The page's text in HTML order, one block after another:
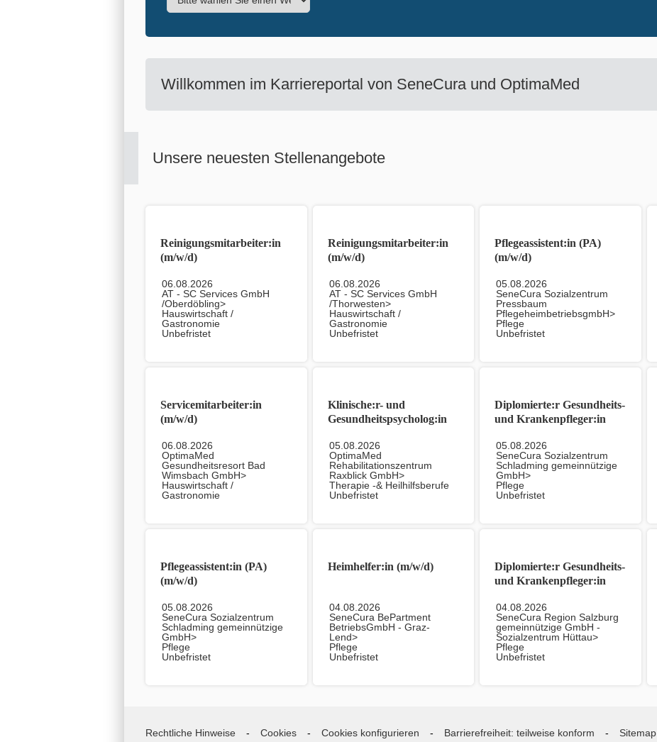
Willkommen im Karriereportal von SeneCura und OptimaMed
Unsere neuesten Stellenangebote
Reinigungsmitarbeiter:in
(m/w/d)
06.08.2026
AT - SC Services GmbH
/Oberdöbling>
Hauswirtschaft /
Gastronomie
Unbefristet
Reinigungsmitarbeiter:in
(m/w/d)
06.08.2026
AT - SC Services GmbH
/Thorwesten>
Hauswirtschaft /
Gastronomie
Unbefristet
Pflegeassistent:in (PA)
(m/w/d)
05.08.2026
SeneCura Sozialzentrum
Pressbaum
PflegeheimbetriebsgmbH>
Pflege
Unbefristet
Servicemitarbeiter:in
(m/w/d)
06.08.2026
OptimaMed
Gesundheitsresort Bad
Wimsbach GmbH>
Hauswirtschaft /
Gastronomie
Klinische:r- und
Gesundheitspsycholog:in
05.08.2026
OptimaMed
Rehabilitationszentrum
Raxblick GmbH>
Therapie -& Heilhilfsberufe
Unbefristet
Diplomierte:r Gesundheits-
und Krankenpfleger:in
05.08.2026
SeneCura Sozialzentrum
Schladming gemeinnützige
GmbH>
Pflege
Unbefristet
Pflegeassistent:in (PA)
(m/w/d)
05.08.2026
SeneCura Sozialzentrum
Schladming gemeinnützige
GmbH>
Pflege
Unbefristet
Heimhelfer:in (m/w/d)
04.08.2026
SeneCura BePartment
BetriebsGmbH - Graz-
Lend>
Pflege
Unbefristet
Diplomierte:r Gesundheits-
und Krankenpfleger:in
04.08.2026
SeneCura Region Salzburg
gemeinnützige GmbH -
Sozialzentrum Hüttau>
Pflege
Unbefristet
Rechtliche Hinweise Cookies Cookies konfigurieren Barrierefreiheit: teilweise konform Sitemap